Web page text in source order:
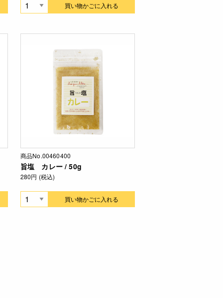
買い物かごに入れる
商品No.00460400
旨塩 カレー / 50g
280円 (税込)
買い物かごに入れる